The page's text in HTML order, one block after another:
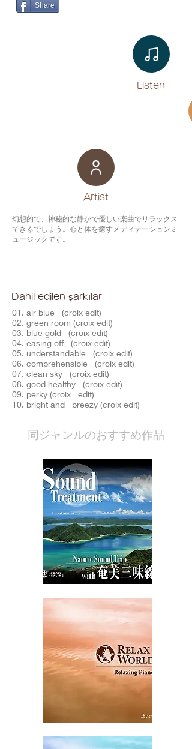
Share
Listen​
​Artist
幻想的で、神秘的な静かで優しい楽曲でリラックス
できるでしょう。心と体を癒すメディテーションミ
ュージックです。
Dahil edilen şarkılar
01. air blue (croix edit)
02. green room (croix edit)
03. blue gold (croix edit)
04. easing off (croix edit)
05. understandable (croix edit)
06. comprehensible (croix edit)
07. clean sky (croix edit)
08. good healthy (croix edit)
09. perky (croix edit)
10. bright and breezy (croix edit)
​同ジャンルのおすすめ作品